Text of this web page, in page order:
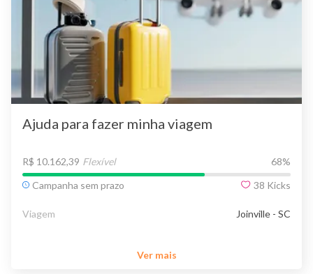
Ajuda para fazer minha viagem
R$ 10.162,39 Flexível 68%
Campanha sem prazo
38 Kicks
Viagem Joinville - SC
Ver mais